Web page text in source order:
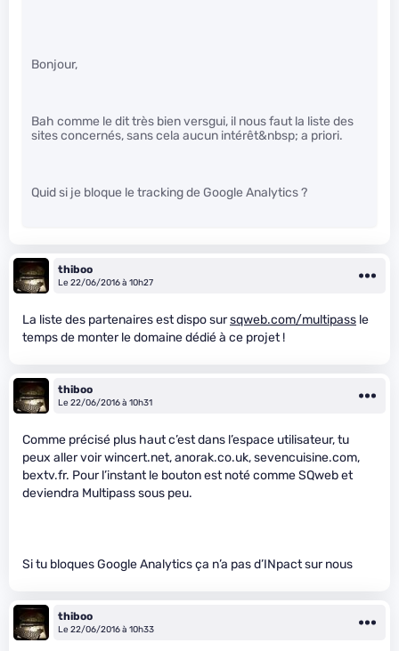
Bonjour,
Bah comme le dit très bien versgui, il nous faut la liste des
sites concernés, sans cela aucun intérêt&nbsp; a priori.
Quid si je bloque le tracking de Google Analytics ?
thiboo
Le 22/06/2016 à 10h27
La liste des partenaires est dispo sursqweb.com/multipass le
temps de monter le domaine dédié à ce projet !
thiboo
Le 22/06/2016 à 10h31
Comme précisé plus haut c’est dans l’espace utilisateur, tu
peux aller voir wincert.net, anorak.co.uk, sevencuisine.com,
bextv.fr. Pour l’instant le bouton est noté comme SQweb et
deviendra Multipass sous peu.
Si tu bloques Google Analytics ça n’a pas d’INpact sur nous
thiboo
Le 22/06/2016 à 10h33